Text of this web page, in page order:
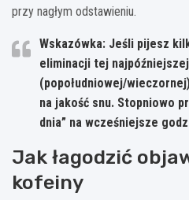
przy nagłym odstawieniu.
Wskazówka: Jeśli pijesz
eliminacji tej najpóźniejszej
(popołudniowej/
na jakość snu. Stopniowo
dnia” na wcześniejsze
Jak łagodzić
kofeiny